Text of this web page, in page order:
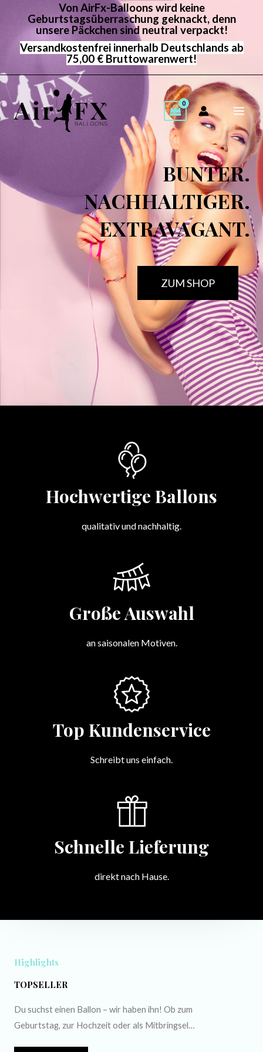
springen
Von AirFx-Balloons wird keine
Geburtstagsüberraschung geknackt, denn
unsere Päckchen sind neutral verpackt!
Versandkostenfrei innerhalb Deutschlands ab
75,00 € Bruttowarenwert!
BUNTER.
NACHHALTIGER.
EXTRAVAGANT.
ZUM SHOP
Hochwertige Ballons
qualitativ und nachhaltig.
Große Auswahl
an saisonalen Motiven.
Top Kundenservice
Schreibt uns einfach.
Schnelle Lieferung
direkt nach Hause.
Highlights
TOPSELLER
Du suchst einen Ballon – wir haben ihn! Ob zum
Geburtstag, zur Hochzeit oder als Mitbringsel…